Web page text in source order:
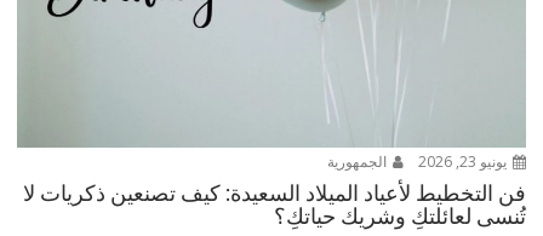
يونيو 23, 2026 الجمهورية
فن التخطيط لأعياد الميلاد السعيدة: كيف تصنعين ذكريات لا
تُنسى لعائلتكِ وشريك حياتكِ؟